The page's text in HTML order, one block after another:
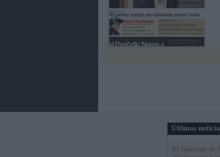
Últimas
El Gobierno de